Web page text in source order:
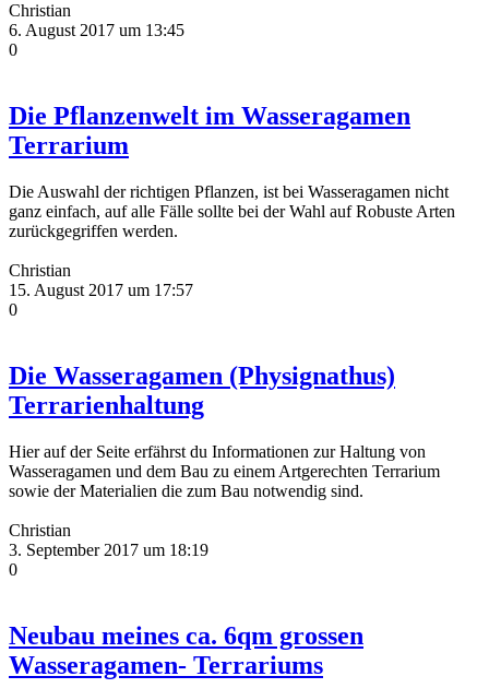
Christian
6. August 2017 um 13:45
0
Die Pflanzenwelt im Wasseragamen
Terrarium
Die Auswahl der richtigen Pflanzen, ist bei Wasseragamen nicht
ganz einfach, auf alle Fälle sollte bei der Wahl auf Robuste Arten
zurückgegriffen werden.
Christian
15. August 2017 um 17:57
0
Die Wasseragamen (Physignathus)
Terrarienhaltung
Hier auf der Seite erfährst du Informationen zur Haltung von
Wasseragamen und dem Bau zu einem Artgerechten Terrarium
sowie der Materialien die zum Bau notwendig sind.
Christian
3. September 2017 um 18:19
0
Neubau meines ca. 6qm grossen
Wasseragamen- Terrariums